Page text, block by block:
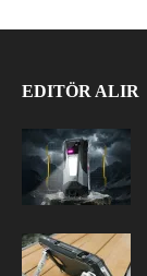
EDITÖR ALIR